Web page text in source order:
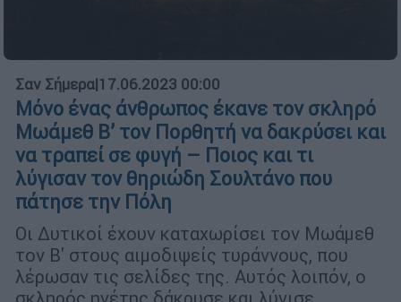
Σαν Σήμερα|17.06.2023 00:00
Μόνο ένας άνθρωπος έκανε τον σκληρό
Μωάμεθ Β’ τον Πορθητή να δακρύσει και
να τραπεί σε φυγή – Ποιος και τι
λύγισαν τον θηριώδη Σουλτάνο που
πάτησε την Πόλη
Οι Δυτικοί έχουν καταχωρίσει τον Μωάμεθ
τον Β' στους αιμοδιψείς τυράννους, που
λέρωσαν τις σελίδες της. Αυτός λοιπόν, ο